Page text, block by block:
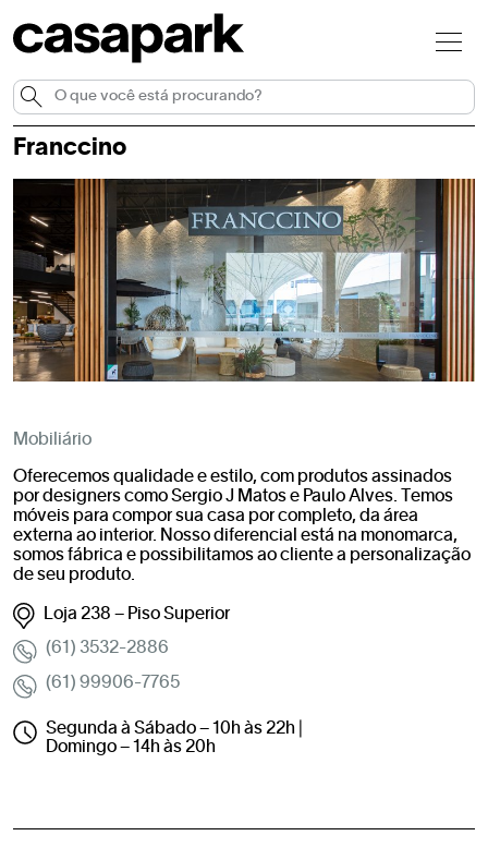
Franccino
Mobiliário
Oferecemos qualidade e estilo, com produtos assinados
por designers como Sergio J Matos e Paulo Alves. Temos
móveis para compor sua casa por completo, da área
externa ao interior. Nosso diferencial está na monomarca,
somos fábrica e possibilitamos ao cliente a personalização
de seu produto.
Loja 238 – Piso Superior
(61) 3532-2886
(61) 99906-7765
Segunda à Sábado – 10h às 22h |
Domingo – 14h às 20h